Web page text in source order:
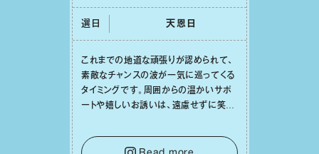
選日 天恩⽇
これまでの地道な頑張りが認められて、
素敵なチャンスの波が⼀気に巡ってくる
タイミングです。周囲からの温かいサポ
ートや嬉しいお誘いは、遠慮せずに笑顔
せになっていくイメージを持って⼀歩を
踏み出して。⼀⼈⼀⼈の良いところが混